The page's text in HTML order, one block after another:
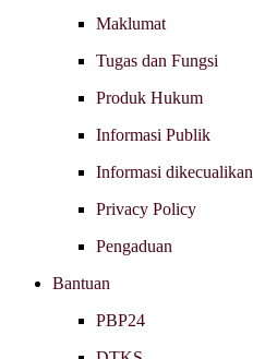
Maklumat
Tugas dan Fungsi
Produk Hukum
Informasi Publik
Informasi dikecualikan
Privacy Policy
Pengaduan
Bantuan
PBP24